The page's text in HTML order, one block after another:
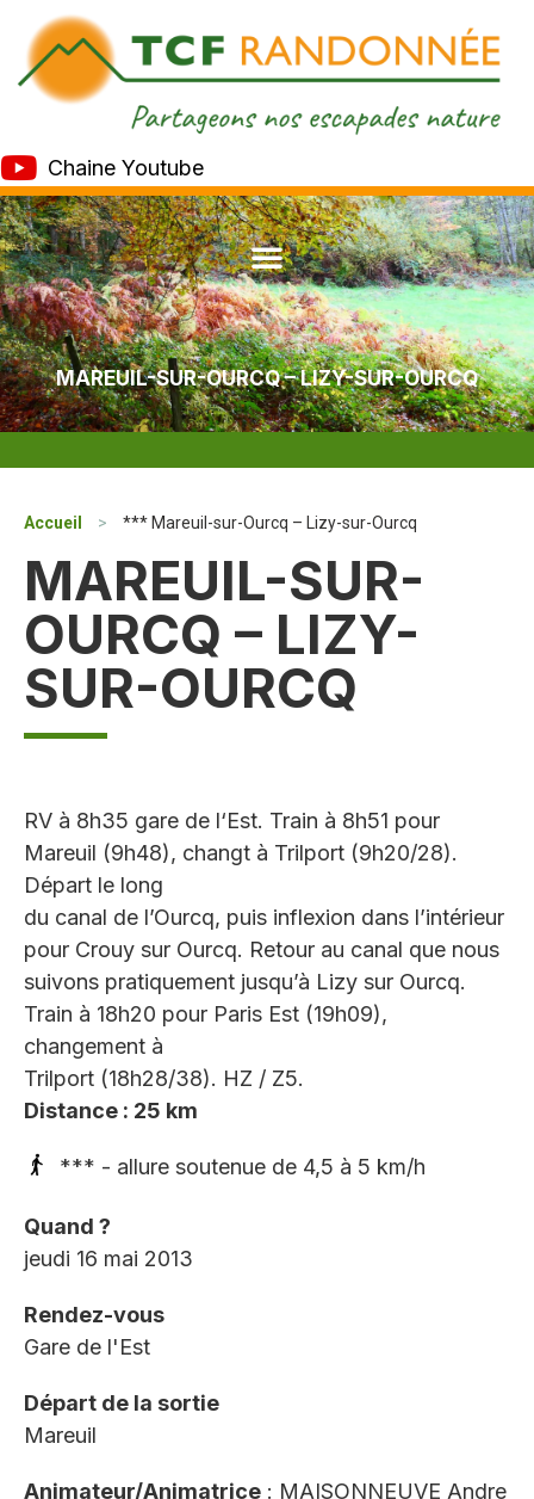
Chaine Youtube
MAREUIL-SUR-OURCQ – LIZY-SUR-OURCQ
Accueil > *** Mareuil-sur-Ourcq – Lizy-sur-Ourcq
MAREUIL-SUR-
OURCQ – LIZY-
SUR-OURCQ
RV à 8h35 gare de l‘Est. Train à 8h51 pour
Mareuil (9h48), changt à Trilport (9h20/28).
Départ le long
du canal de l’Ourcq, puis inflexion dans l’intérieur
pour Crouy sur Ourcq. Retour au canal que nous
suivons pratiquement jusqu’à Lizy sur Ourcq.
Train à 18h20 pour Paris Est (19h09),
changement à
Trilport (18h28/38). HZ / Z5.
Distance : 25 km
*** - allure soutenue de 4,5 à 5 km/h
Quand ?
jeudi 16 mai 2013
Rendez-vous
Gare de l'Est
Départ de la sortie
Mareuil
Animateur/Animatrice : MAISONNEUVE Andre